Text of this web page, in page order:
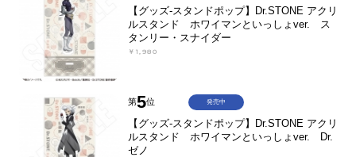
【グッズ-スタンドポップ】Dr.STONE アクリ
ルスタンド ホワイマンといっしょver. ス
タンリー・スナイダー
￥1,980
第5位
【グッズ-スタンドポップ】Dr.STONE アクリ
ルスタンド ホワイマンといっしょver. Dr.
ゼノ
発売中